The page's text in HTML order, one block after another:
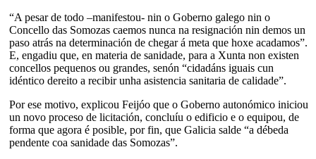
“A pesar de todo –manifestou- nin o Goberno galego nin o
Concello das Somozas caemos nunca na resignación nin demos un
paso atrás na determinación de chegar á meta que hoxe acadamos”.
E, engadiu que, en materia de sanidade, para a Xunta non existen
concellos pequenos ou grandes, senón “cidadáns iguais cun
idéntico dereito a recibir unha asistencia sanitaria de calidade”.
Por ese motivo, explicou Feijóo que o Goberno autonómico iniciou
un novo proceso de licitación, concluíu o edificio e o equipou, de
forma que agora é posible, por fin, que Galicia salde “a débeda
pendente coa sanidade das Somozas”.